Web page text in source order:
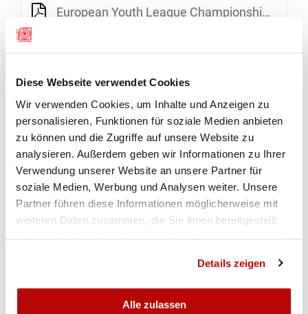
Diese Webseite verwendet Cookies
Wir verwenden Cookies, um Inhalte und Anzeigen zu
personalisieren, Funktionen für soziale Medien anbieten
zu können und die Zugriffe auf unsere Website zu
analysieren. Außerdem geben wir Informationen zu Ihrer
Verwendung unserer Website an unsere Partner für
soziale Medien, Werbung und Analysen weiter. Unsere
Partner führen diese Informationen möglicherweise mit
weiteren Daten zusammen, die Sie ihnen bereitgestellt
Details zeigen
Alle zulassen
European Youth League Championship Eliminazione regione ovest
MAGGLINGEN
EYL QUALIFIYER WEST
Fucile 10m Pistola 10m
DETTAGLI